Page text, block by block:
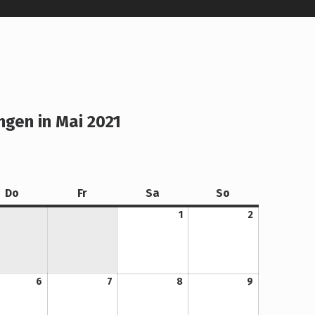
in Mai 2021
Do Fr Sa So
1
1. Mai 2021
2
2. Mai 2021
6
6. Mai 2021
7
7. Mai 2021
8
8. Mai 2021
9
9. Mai 2021